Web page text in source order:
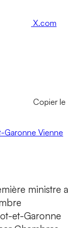
X.com
Copier le
Garonne Vienne
ministre a
et-Garonne